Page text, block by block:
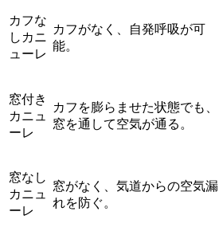
カフな
しカニ
ューレ
カフがなく、自発呼吸が可
能。
窓付き
カニュ
ーレ
カフを膨らませた状態でも、
窓を通して空気が通る。
窓なし
カニュ
ーレ
窓がなく、気道からの空気漏
れを防ぐ。